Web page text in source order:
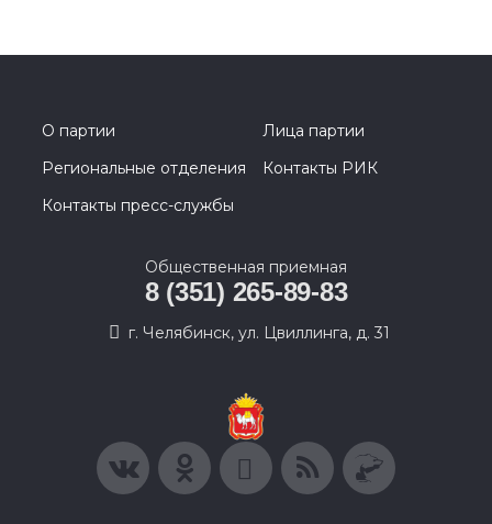
О партии
Лица партии
Региональные отделения
Контакты РИК
Контакты пресс-службы
Общественная приемная
8 (351) 265-89-83
г. Челябинск, ул. Цвиллинга, д. 31